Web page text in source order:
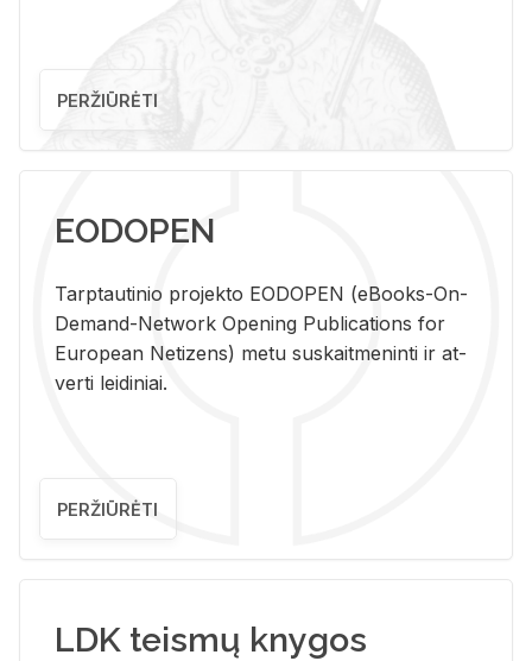
PERŽIŪRĖTI
EODOPEN
Tarp­tau­ti­nio pro­jek­to EO­DO­PEN (eBo­oks-On-
De­mand-Ne­twork Ope­ning Pub­li­ca­tions for
Eu­ro­pe­an Ne­ti­zens) metu su­skait­me­nin­ti ir at­
ver­ti lei­di­niai.
PERŽIŪRĖTI
LDK teismų knygos